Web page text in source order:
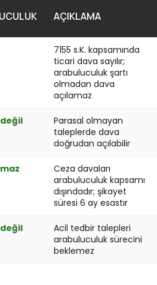
AÇIKLAMA
7155 s.K. kapsamında
ticari dava sayılır;
arabuluculuk şartı
olmadan dava
açılamaz
Parasal olmayan
taleplerde dava
doğrudan açılabilir
Ceza davaları
arabuluculuk kapsamı
dışındadır; şikayet
süresi 6 ay esastır
Acil tedbir talepleri
arabuluculuk sürecini
beklemez